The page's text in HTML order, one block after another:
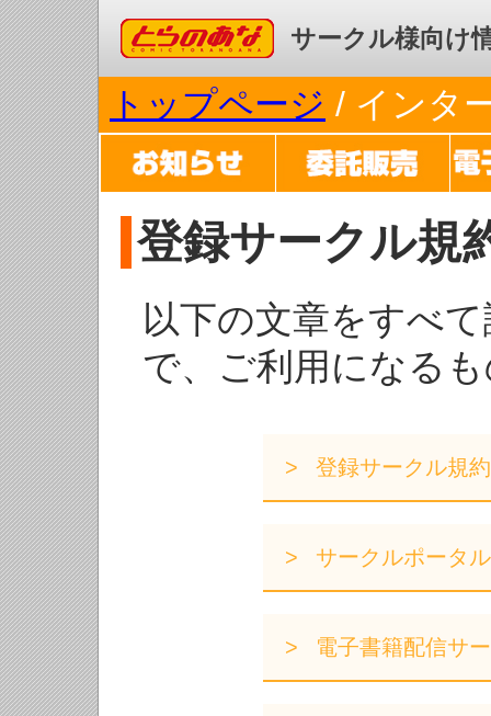
コミックとらのあな サークル様向け
トップページ / インタ
登録サークル規
以下の文章をすべ
で、ご利用になる
登録サークル規約
サークルポータ
電子書籍配信サ